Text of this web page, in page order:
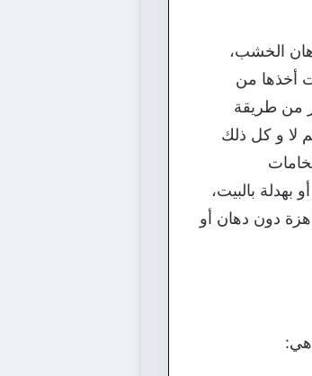
الخشب،
أخذها من
من طريقة
لا و كل ذلك
بالبيت،
دون دهان أو
هي: